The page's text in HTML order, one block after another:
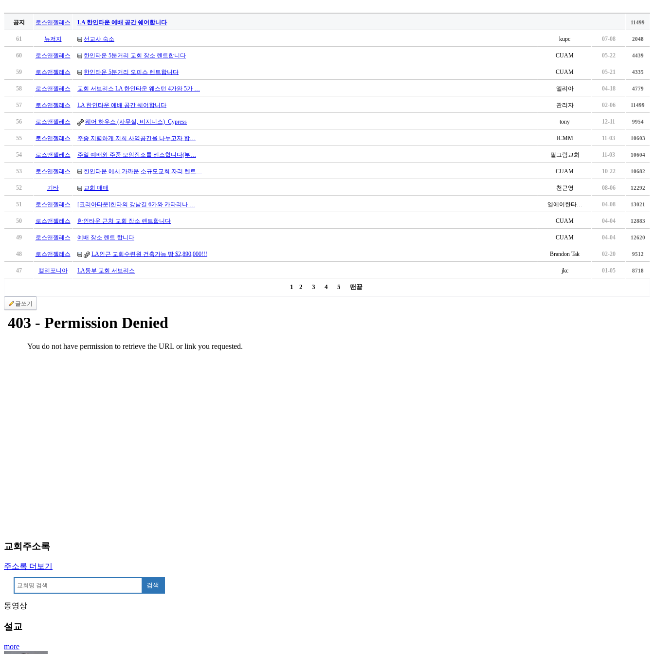
주
우
비
탑-
리
기
치
약
중
아
e
뉴
가
발
약
아
시
공지 로스앤젤레스 LA 한인타운 예배 공간 쉐어합니다 11499
61 뉴저지 선교사 숙소 kupc 07-08 2048
60 로스앤젤레스 한인타운 5분거리 교회 장소 렌트합니다 CUAM 05-22 4439
59 로스앤젤레스 한인타운 5분거리 오피스 렌트합니다 CUAM 05-21 4335
58 로스앤젤레스 교회 서브리스 LA 한인타운 웨스턴 4가와 5가 … 엘리아 04-18 4779
57 로스앤젤레스 LA 한인타운 예배 공간 쉐어합니다 관리자 02-06 11499
56 로스앤젤레스 웨어 하우스 (사무실, 비지니스)_Cypress tony 12-11 9954
55 로스앤젤레스 주중 저렴하게 저희 사역공간을 나누고자 합… ICMM 11-03 10603
54 로스앤젤레스 주일 예배와 주중 모임장소를 리스합니다(부… 필그림교회 11-03 10604
53 로스앤젤레스 한인타운 에서 가까운 소규모교회 자리 렌트… CUAM 10-22 10682
52 기타 교회 매매 천근영 08-06 12292
51 로스앤젤레스 [코리아타운]한타의 강남길 6가와 카타리나 … 엘에이한타… 04-08 13021
50 로스앤젤레스 한인타운 근처 교회 장소 렌트합니다 CUAM 04-04 12883
49 로스앤젤레스 예배 장소 렌트 합니다 CUAM 04-04 12620
48 로스앤젤레스 LA인근 교회수련원 건축가능 땅 $2,890,000!!! Brandon Tak 02-20 9512
47 캘리포니아 LA동부 교회 서브리스 jkc 01-05 8718
1 2 3 4 5 맨끝
글쓰기
교회주소록
주소록 더보기
검색
동영상
설교
more